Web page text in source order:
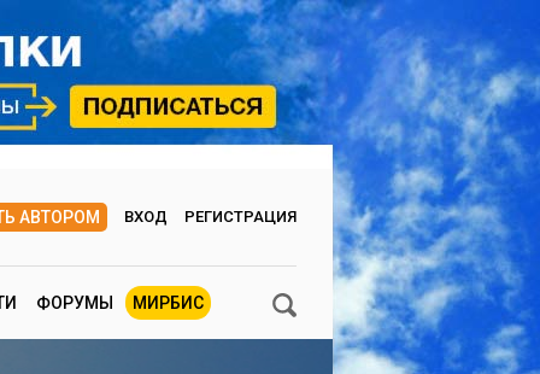
АВТОРОМ ВХОД РЕГИСТРАЦИЯ
ФОРУМЫ МИРБИС